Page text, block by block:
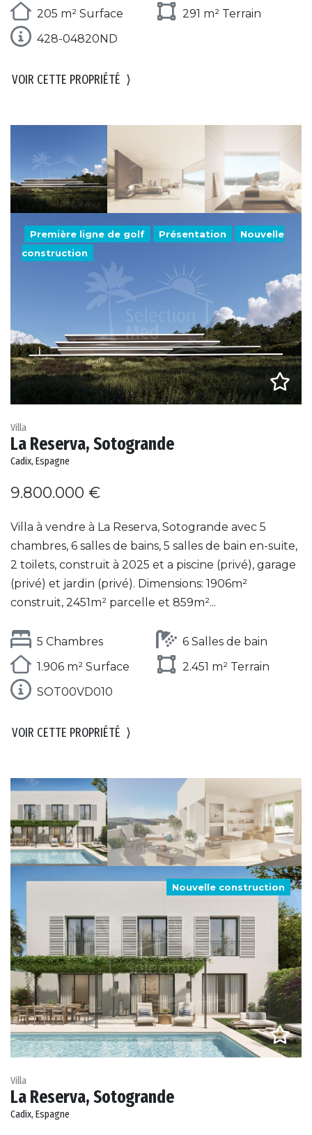
205 m² Surface
291 m² Terrain
428-04820ND
VOIR CETTE PROPRIÉTÉ ⟩
Première ligne de golf Présentation
Nouvelle
construction
Villa
La Reserva, Sotogrande
Cadix, Espagne
9.800.000 €
Villa à vendre à La Reserva, Sotogrande avec 5
chambres, 6 salles de bains, 5 salles de bain en-suite,
2 toilets, construit à 2025 et a piscine (privé), garage
(privé) et jardin (privé). Dimensions: 1906m²
construit, 2451m² parcelle et 859m²...
5 Chambres
6 Salles de bain
1.906 m² Surface
2.451 m² Terrain
SOT00VD010
VOIR CETTE PROPRIÉTÉ ⟩
Nouvelle construction
Villa
La Reserva, Sotogrande
Cadix, Espagne